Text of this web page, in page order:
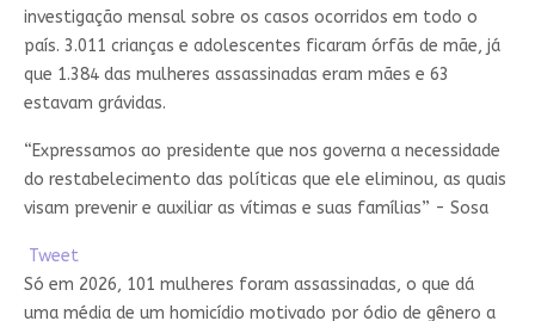
investigação mensal sobre os casos ocorridos em todo o
país. 3.011 crianças e adolescentes ficaram órfãs de mãe, já
que 1.384 das mulheres assassinadas eram mães e 63
estavam grávidas.
“Expressamos ao presidente que nos governa a necessidade
do restabelecimento das políticas que ele eliminou, as quais
visam prevenir e auxiliar as vítimas e suas famílias” - Sosa
Tweet
Só em 2026, 101 mulheres foram assassinadas, o que dá
uma média de um homicídio motivado por ódio de gênero a